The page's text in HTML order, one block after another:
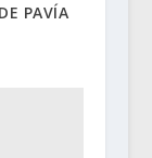
PAVÍA